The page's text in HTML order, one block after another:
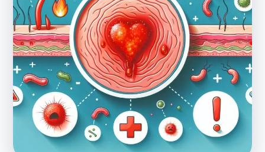
Всього: 0 грн
Попередній запис на дослідження не
потрібний. Виняток становлять мазки та
зіскрібки. Взяття біоматеріалу для них
виконує лікар – необхідийзапис до фахівця
Аналіз вдома